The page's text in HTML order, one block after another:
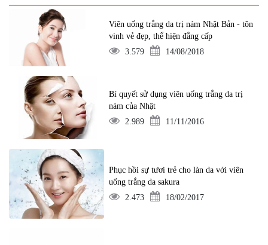
Viên uống trắng da trị nám Nhật Bản - tôn
vinh vẻ đẹp, thể hiện đẳng cấp
3.579
14/08/2018
Bí quyết sử dụng viên uống trắng da trị
nám của Nhật
2.989
11/11/2016
Phục hồi sự tươi trẻ cho làn da với viên
uống trắng da sakura
2.473
18/02/2017